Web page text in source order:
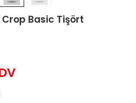
Crop Basic Tişört